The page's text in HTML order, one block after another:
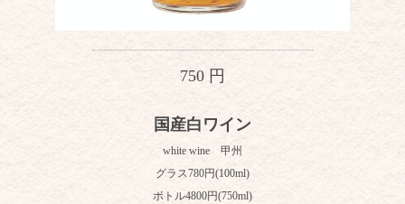
750 円
国産白ワイン
white wine 甲州
グラス780円(100ml)
ボトル4800円(750ml)